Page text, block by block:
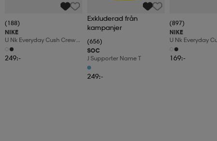
(188)
NIKE
U Nk Everyday Cush Crew
6pr-Bd
249:-
Exkluderad från
kampanjer
(656)
SOC
J Supporter Name T
249:-
(897)
NIKE
U Nk Everyday
3pr
169:-